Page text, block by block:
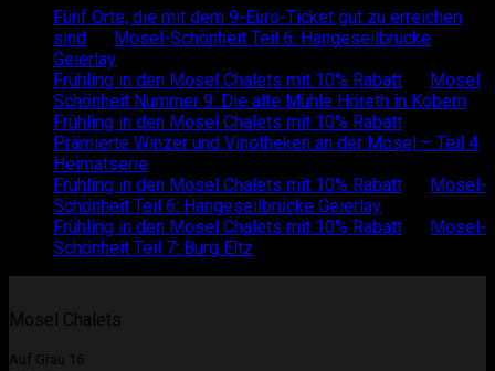
Fünf Orte, die mit dem 9-Euro-Ticket gut zu erreichen
sind
Mosel-Schönheit Teil 6: Hängeseilbrücke
Geierlay
Frühling in den Mosel Chalets mit 10% Rabatt
Mosel
Schönheit Nummer 9: Die alte Mühle Höreth in Kobern
Frühling in den Mosel Chalets mit 10% Rabatt
Prämierte Winzer und Vinotheken an der Mosel – Teil 4
Heimatserie
Frühling in den Mosel Chalets mit 10% Rabatt
Mosel-
Schönheit Teil 6: Hängeseilbrücke Geierlay
Frühling in den Mosel Chalets mit 10% Rabatt
Mosel-
Schönheit Teil 7: Burg Eltz
Mosel Chalets
Auf Grau 16